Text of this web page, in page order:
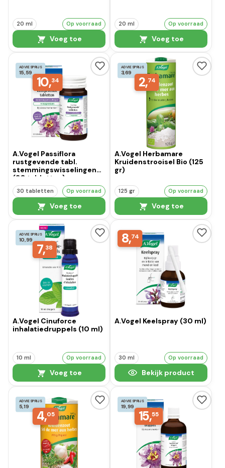
20 ml Op voorraad
Voeg toe
20 ml Op voorraad
Voeg toe
ADVIESPRIJS
15,59
10,34
A.Vogel Passiflora
rustgevende tabl.
stemmingswisselingen
(30 tabletten)
30 tabletten Op voorraad
Voeg toe
ADVIESPRIJS
3,69
2,74
A.Vogel Herbamare
Kruidenstrooisel Bio (125
gr)
125 gr Op voorraad
Voeg toe
ADVIESPRIJS
10,99
7,38
A.Vogel Cinuforce
inhalatiedruppels (10 ml)
10 ml Op voorraad
Voeg toe
8,74
A.Vogel Keelspray (30 ml)
30 ml Op voorraad
Bekijk product
ADVIESPRIJS
5,19
4,05
ADVIESPRIJS
19,99
15,55